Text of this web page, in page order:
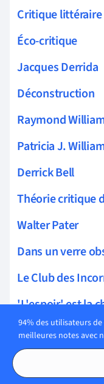
Critique
Éco-critique
Jacques Derrida
Déconstruction
Raymond
Patricia J.
Derrick Bell
Théorie critique
Walter Pater
Dans un verre
Le Club des
'L'espoir' est la
Théorie
Sheridan Le Fanu
94% des utilisateurs
meilleures notes avec